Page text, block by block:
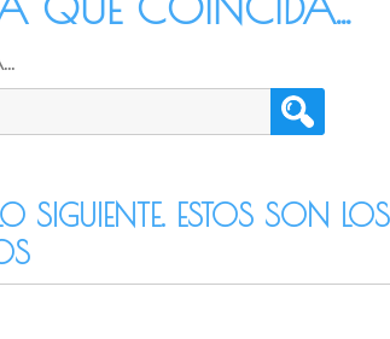
SIGUIENTE. ESTOS SON LOS